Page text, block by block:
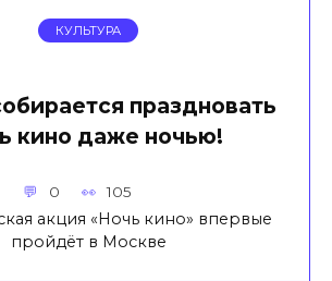
КУЛЬТУРА
праздновать
кино даже ночью!
0 105
акция «Ночь кино» впервые
пройдёт в Москве